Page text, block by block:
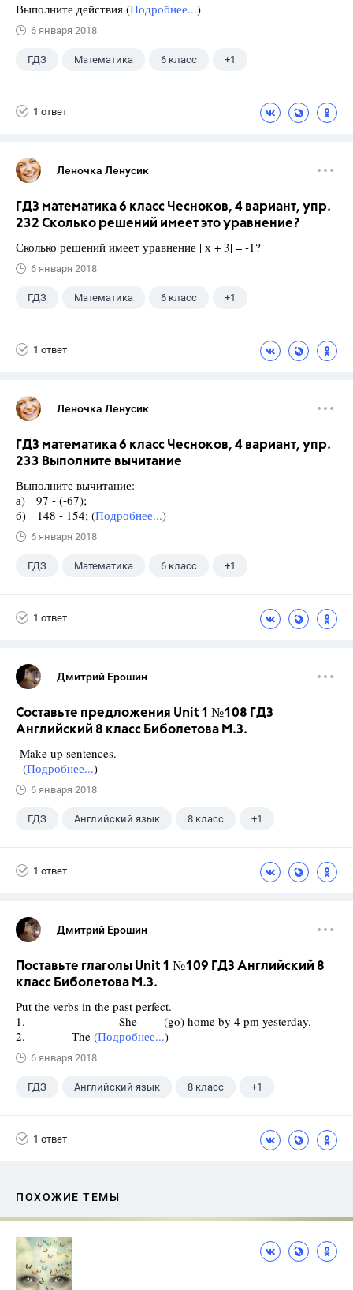
Выполните действия (Подробнее...)
6 января 2018
ГДЗ Математика 6 класс +1
1 ответ
Леночка Ленусик
ГДЗ математика 6 класс Чесноков, 4 вариант, упр.
232 Сколько решений имеет это уравнение?
Сколько решений имеет уравнение | х + 3| = -1?
6 января 2018
ГДЗ Математика 6 класс +1
1 ответ
Леночка Ленусик
ГДЗ математика 6 класс Чесноков, 4 вариант, упр.
233 Выполните вычитание
Выполните вычитание:
а) 97 - (-67);
б) 148 - 154; (Подробнее...)
6 января 2018
ГДЗ Математика 6 класс +1
1 ответ
Дмитрий Ерошин
Составьте предложения Unit 1 №108 ГДЗ
Английский 8 класс Биболетова М.З.
Make up sentences.
(Подробнее...)
6 января 2018
ГДЗ Английский язык 8 класс +1
1 ответ
Дмитрий Ерошин
Поставьте глаголы Unit 1 №109 ГДЗ Английский 8
класс Биболетова М.З.
Put the verbs in the past perfect.
1. She (go) home by 4 pm yesterday.
2. The (Подробнее...)
6 января 2018
ГДЗ Английский язык 8 класс +1
1 ответ
ПОХОЖИЕ ТЕМЫ